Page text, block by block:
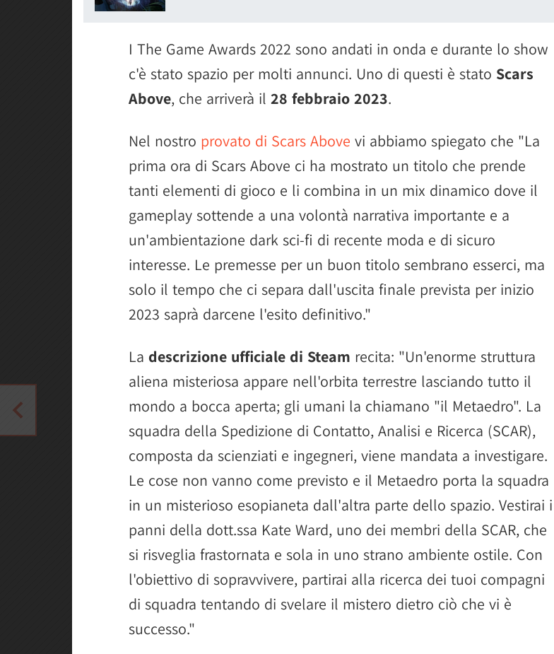
I The Game Awards 2022 sono andati in onda e durante lo show
c'è stato spazio per molti annunci. Uno di questi è stato Scars
Above, che arriverà il 28 febbraio 2023.
Nel nostro provato di Scars Above vi abbiamo spiegato che "La
prima ora di Scars Above ci ha mostrato un titolo che prende
tanti elementi di gioco e li combina in un mix dinamico dove il
gameplay sottende a una volontà narrativa importante e a
un'ambientazione dark sci-fi di recente moda e di sicuro
interesse. Le premesse per un buon titolo sembrano esserci, ma
solo il tempo che ci separa dall'uscita finale prevista per inizio
2023 saprà darcene l'esito definitivo."
La descrizione ufficiale di Steam recita: "Un'enorme struttura
aliena misteriosa appare nell'orbita terrestre lasciando tutto il
mondo a bocca aperta; gli umani la chiamano "il Metaedro". La
squadra della Spedizione di Contatto, Analisi e Ricerca (SCAR),
composta da scienziati e ingegneri, viene mandata a investigare.
Le cose non vanno come previsto e il Metaedro porta la squadra
in un misterioso esopianeta dall'altra parte dello spazio. Vestirai i
panni della dott.ssa Kate Ward, uno dei membri della SCAR, che
si risveglia frastornata e sola in uno strano ambiente ostile. Con
l'obiettivo di sopravvivere, partirai alla ricerca dei tuoi compagni
di squadra tentando di svelare il mistero dietro ciò che vi è
successo."